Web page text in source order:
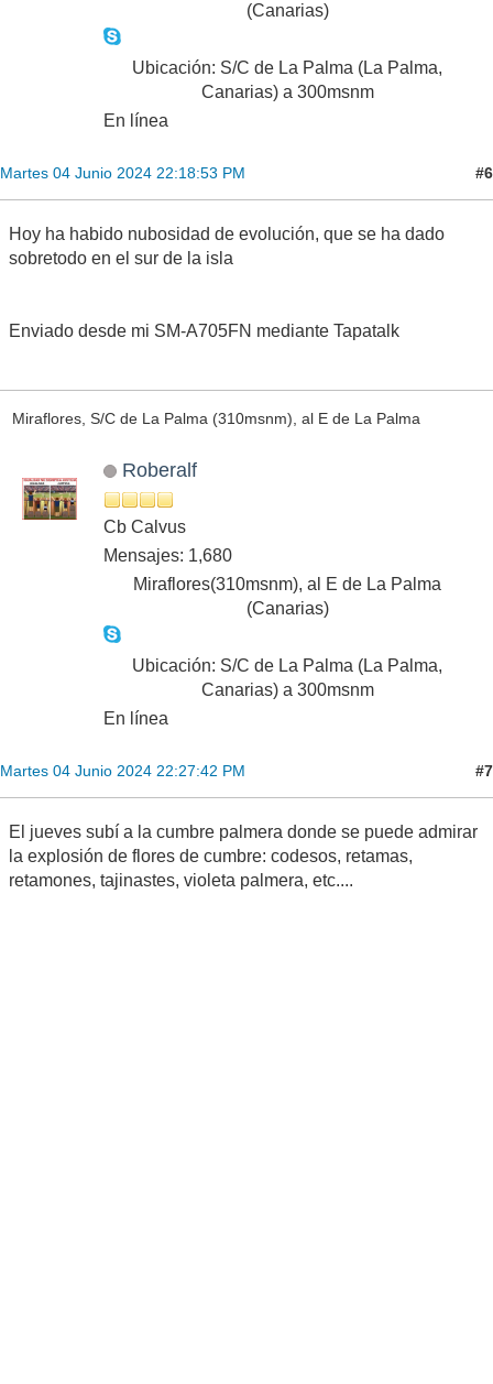
(Canarias)
Ubicación: S/C de La Palma (La Palma,
Canarias) a 300msnm
En línea
Martes 04 Junio 2024 22:18:53 PM #6
Hoy ha habido nubosidad de evolución, que se ha dado
sobretodo en el sur de la isla
Enviado desde mi SM-A705FN mediante Tapatalk
Miraflores, S/C de La Palma (310msnm), al E de La Palma
Roberalf
Cb Calvus
Mensajes: 1,680
Miraflores(310msnm), al E de La Palma
(Canarias)
Ubicación: S/C de La Palma (La Palma,
Canarias) a 300msnm
En línea
Martes 04 Junio 2024 22:27:42 PM #7
El jueves subí a la cumbre palmera donde se puede admirar
la explosión de flores de cumbre: codesos, retamas,
retamones, tajinastes, violeta palmera, etc....